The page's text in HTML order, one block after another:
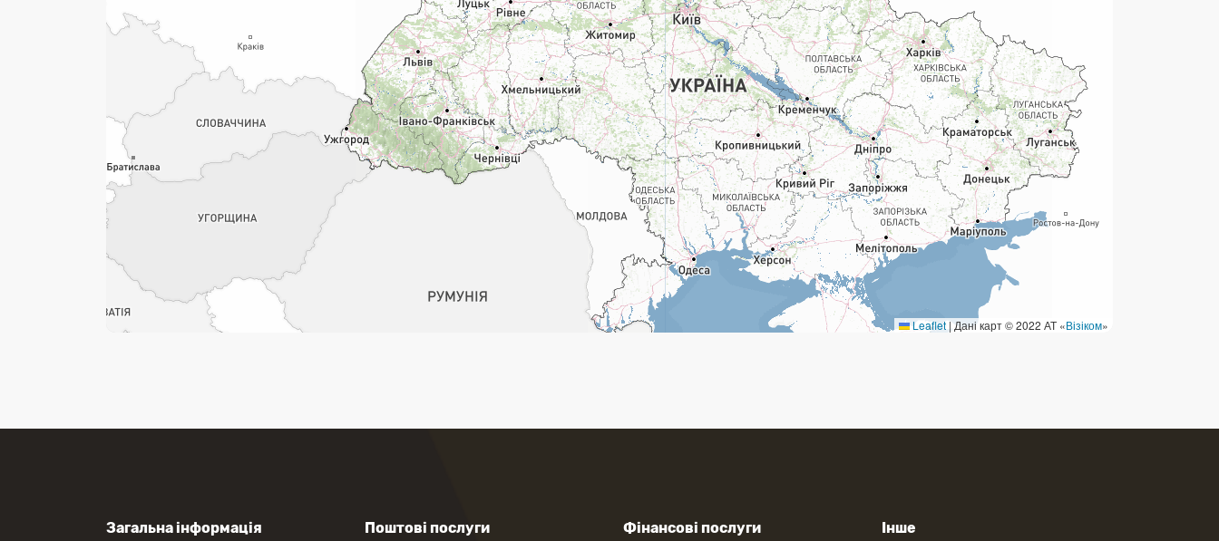
Укрпошта Стандарт/тариф «Базовий»
Доставка за межі України
Прийом вантажів
Комунальні та інші платежі
Leaflet|Дані карт © 2022 АТ «Візіком»
Загальна інформація Поштові послуги Фінансові послуги Інше